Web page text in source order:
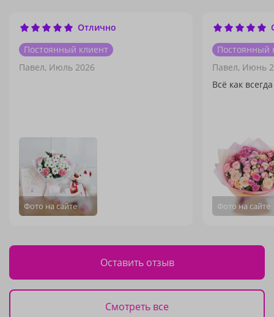
Отлично
Постоянный клиент
Павел, Июль 2026
Фото на сайте
Постоянный
Павел, Июнь
Всё как
Фото на сайте
Оставить отзыв
Смотреть все